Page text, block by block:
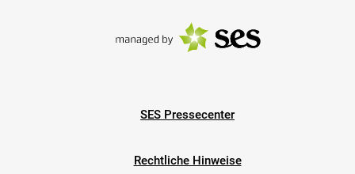
SES Pressecenter
Rechtliche Hinweise